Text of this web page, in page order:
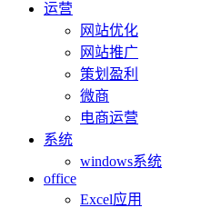
运营
网站优化
网站推广
策划盈利
微商
电商运营
系统
windows系统
office
Excel应用